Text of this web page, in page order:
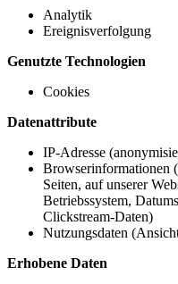
Analytik
Ereignisverfolgung
Genutzte Technologien
Cookies
Datenattribute
IP-Adresse
Browserinformationen
Seiten, auf unserer
Betriebssystem,
Clickstream-Daten)
Nutzungsdaten
Erhobene Daten